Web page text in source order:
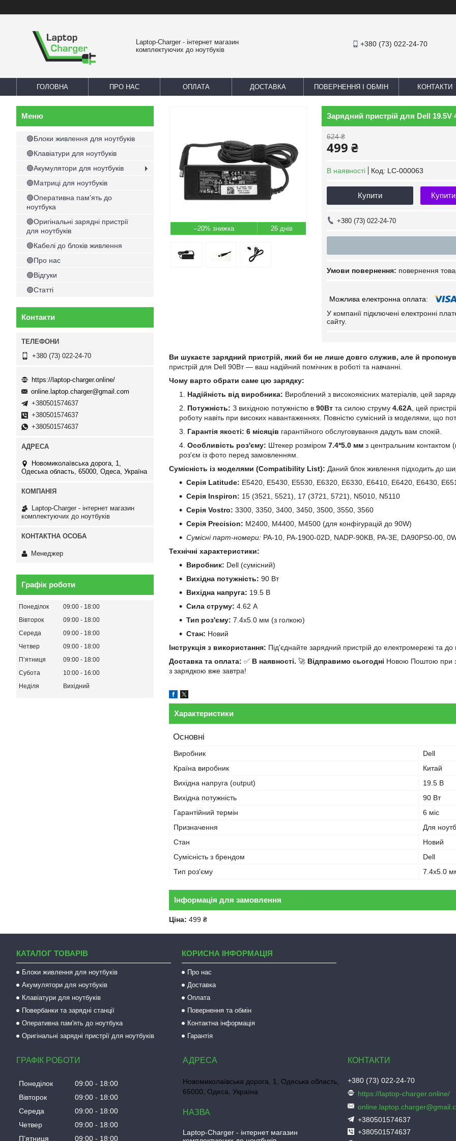
Laptop-Charger - інтернет магазин
комплектуючих до ноутбуків
+380 (73) 022-24-70
ГОЛОВНА ПРО НАС ОПЛАТА ДОСТАВКА ПОВЕРНЕННЯ І ОБМІН КОНТАКТИ
–20% 26 днів
Зарядний пристрій для Dell 19.5V
624 ₴
499 ₴
В наявності Код: LC-000063
Купити
+380 (73) 022-24-70
повернення
У компанії підключені електронні
сайту.
Ви шукаєте зарядний пристрій, який би не лише довго служив, але й
пристрій для Dell 90Вт — ваш надійний помічник в роботі та навчанні.
Чому варто обрати саме цю зарядку:
Надійність від виробника: Вироблений з високоякісних матеріалів, цей
Потужність: З вихідною потужністю в 90Вт та силою струму 4.62А , цей
роботу навіть при високих навантаженнях. Повністю сумісний із моделями, що
Гарантія якості: 6 місяців гарантійного обслуговування дадуть вам спокій.
Особливість роз'єму: Штекер розміром 7.4*5.0 мм з центральним контактом (
роз'єм із фото перед замовленням.
Сумісність із моделями (Compatibility List): Даний блок живлення підходить до
Серія Latitude: E5420, E5430, E5530, E6320, E6330, E6410, E6420, E6430,
Серія Inspiron: 15 (3521, 5521), 17 (3721, 5721), N5010, N5110
Серія Vostro: 3300, 3350, 3400, 3450, 3500, 3550, 3560
Серія Precision: M2400, M4400, M4500 (для конфігурацій до 90W)
Сумісні парт-номери: PA-10, PA-1900-02D, NADP-90KB, PA-3E, DA90PS0-00,
Технічні характеристики:
Виробник: Dell (сумісний)
Вихідна потужність: 90 Вт
Вихідна напруга: 19.5 В
Сила струму: 4.62 А
Тип роз'єму: 7.4x5.0 мм (з голкою)
Стан: Новий
Інструкція з використання: Під'єднайте зарядний пристрій до електромережі та
Доставка та оплата: ✅ В наявності. 🚀 Відправимо сьогодні Новою Поштою при
з зарядкою вже завтра!
Характеристики
Основні
Виробник
Dell
Країна виробник
Китай
Вихідна напруга (output)
19.5 В
Вихідна потужність
90 Вт
Гарантійний термін
6 міс
Призначення
Для
Стан
Новий
Сумісність з брендом
Dell
Тип роз'єму
7.4x5.0
Інформація для замовлення
Ціна: 499 ₴
🟢Блоки живлення для ноутбуків
🟢Клавіатури для ноутбуків
🟢Акумулятори для ноутбуків
🟢Матриці для ноутбуків
🟢Оперативна пам'ять до
ноутбука
🟢Оригінальні зарядні пристрії
для ноутбуків
🟢Кабелі до блоків живлення
🟢Про нас
🟢Відгуки
🟢Статті
Контакти
+380 (73) 022-24-70
https://laptop-charger.online/
online.laptop.charger@gmail.com
+380501574637
+380501574637
+380501574637
Новомиколаївська дорога, 1,
Одеська область, 65000, Одеса, Україна
Laptop-Charger - інтернет магазин
комплектуючих до ноутбуків
Менеджер
Графік роботи
Понеділок 09:00
18:00
Вівторок
09:00
18:00
Середа
09:00
18:00
Четвер
09:00
18:00
Пʼятниця
09:00
18:00
Субота
10:00
16:00
Неділя
Вихідний
КАТАЛОГ ТОВАРІВ
Блоки живлення для ноутбуків
Акумулятори для ноутбуків
Клавіатури для ноутбуків
Повербанки та зарядні станції
Оперативна пам'ять до ноутбука
Оригінальні зарядні пристрії для ноутбуків
КОРИСНА ІНФОРМАЦІЯ
Про нас
Доставка
Оплата
Повернення та обмін
Контактна інформація
Гарантія
ГРАФІК РОБОТИ
Понеділок 09:00
18:00
Вівторок
09:00
18:00
Середа
09:00
18:00
Четвер
09:00
18:00
Пʼятниця
09:00 18:00
Новомиколаївська дорога, 1, Одеська область,
65000, Одеса, Україна
Laptop-Charger - інтернет магазин
+380 (73) 022-24-70
https://laptop-charger.online/
+380501574637
+380501574637